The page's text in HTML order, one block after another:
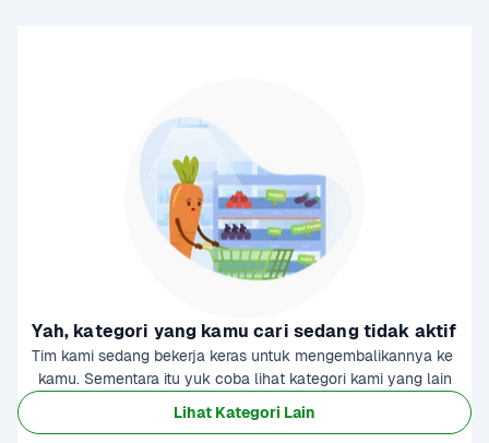
Yah, kategori yang kamu cari sedang tidak aktif
Tim kami sedang bekerja keras untuk mengembalikannya ke
kamu. Sementara itu yuk coba lihat kategori kami yang lain
Lihat Kategori Lain